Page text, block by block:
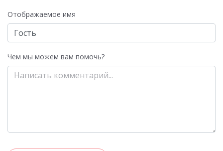
Отображаемое имя
Чем мы можем вам помочь?